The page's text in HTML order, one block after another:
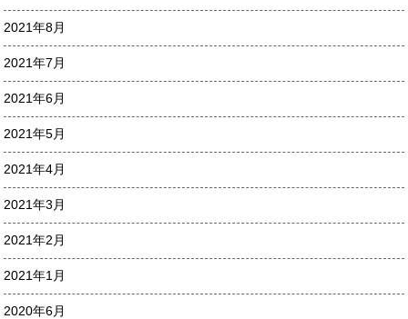
2021年8月
2021年7月
2021年6月
2021年5月
2021年4月
2021年3月
2021年2月
2021年1月
2020年6月